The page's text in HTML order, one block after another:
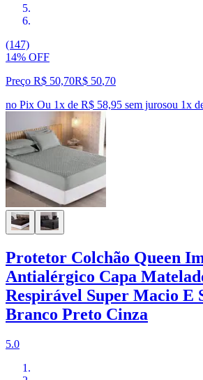
(147)
14% OFF
Preço R$ 50,70R$ 50,70
no Pix Ou 1x de R$ 58,95 sem jurosou 1x
Protetor Colchão Queen
Antialérgico Capa
Respirável Super Macio E
Branco Preto Cinza
5.0